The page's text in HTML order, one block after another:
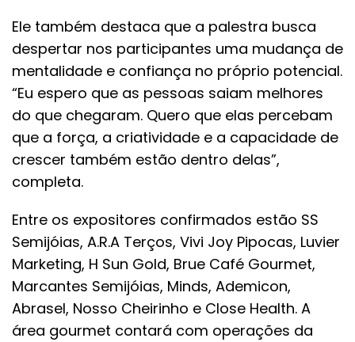
Ele também destaca que a palestra busca
despertar nos participantes uma mudança de
mentalidade e confiança no próprio potencial.
“Eu espero que as pessoas saiam melhores
do que chegaram. Quero que elas percebam
que a força, a criatividade e a capacidade de
crescer também estão dentro delas”,
completa.
Entre os expositores confirmados estão SS
Semijóias, A.R.A Terços, Vivi Joy Pipocas, Luvier
Marketing, H Sun Gold, Brue Café Gourmet,
Marcantes Semijóias, Minds, Ademicon,
Abrasel, Nosso Cheirinho e Close Health. A
área gourmet contará com operações da